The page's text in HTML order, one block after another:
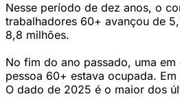
Nesse período de dez anos, o
trabalhadores 60+ avançou de
8,8 milhões.
No fim do ano passado, uma
pessoa 60+ estava ocupada.
O dado de 2025 é o maior dos